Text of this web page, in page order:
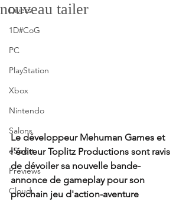
Divers
1D#CoG
PC
PlayStation
Xbox
Nintendo
Salons
eSport
Previews
Cloud
nouveau tailer
Le développeur Mehuman Games et
l'éditeur Toplitz Productions sont ravis
de dévoiler sa nouvelle bande-
annonce de gameplay pour son
prochain jeu d'action-aventure